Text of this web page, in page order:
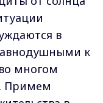
в
к
многом
Примем